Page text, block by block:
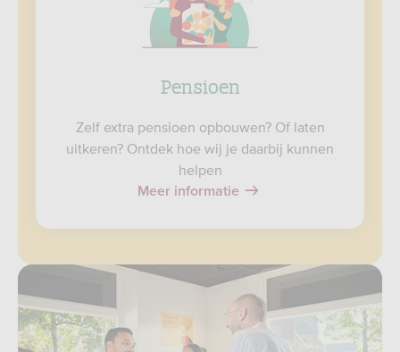
Pensioen
Zelf extra pensioen opbouwen? Of laten
uitkeren? Ontdek hoe wij je daarbij kunnen
helpen
Meer informatie